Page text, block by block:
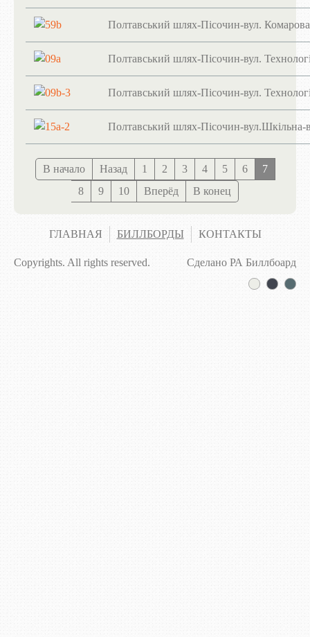
Полтавський шлях-Пісочин-вул.
Полтавський шлях-Пісочин-вул.
Полтавський шлях-Пісочин-вул.
Полтавський шлях-Пісочин-вул.Шкільна-
В начало Назад 1 2 3 4 5 6
7
8
9 10 Вперёд В конец
ГЛАВНАЯ БИЛЛБОРДЫ КОНТАКТЫ
Copyrights. All rights reserved. Сделано РА Биллбоард